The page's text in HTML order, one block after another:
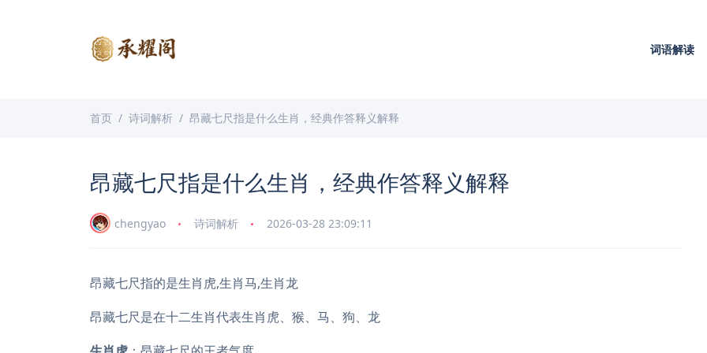
词语解读
首页 诗词解析 昂藏七尺指是什么生肖，经典作答释义解释
昂藏七尺指是什么生肖，经典作答释义解释
chengyao 诗词解析 2026-03-28 23:09:11
昂藏七尺指的是生肖虎,生肖马,生肖龙
昂藏七尺是在十二生肖代表生肖虎、猴、马、狗、龙